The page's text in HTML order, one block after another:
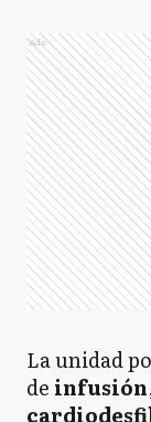
Ads
La unidad
de infusión